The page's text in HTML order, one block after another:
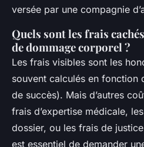
versée par une compagnie
Quels sont les frais
de dommage corporel ?
Les frais visibles sont les
souvent calculés en fonction
de succès). Mais d’autres
frais d’expertise médicale,
dossier, ou les frais de
est essentiel de demander